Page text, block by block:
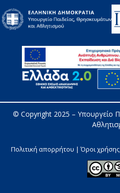
© Copyright 2025 – Υπουργείο
Πολιτική απορρήτου | Όροι